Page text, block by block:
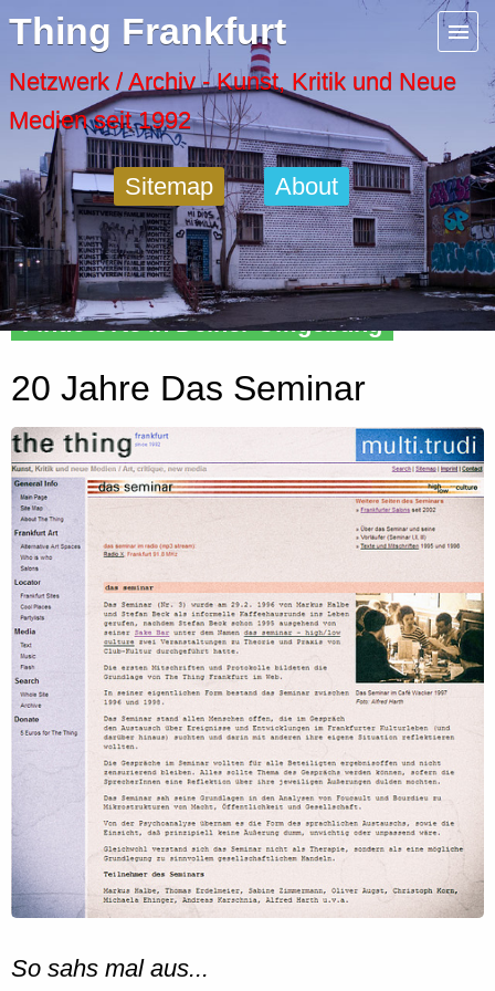
Thing Frankfurt
Netzwerk / Archiv - Kunst, Kritik und Neue
Medien seit 1992
Sitemap About
Finde Orte in Deiner Umgebung
20 Jahre Das Seminar
So sahs mal aus...
Menu
Artspaces
Cool Places
Frankfurt Diary
Activity
Recent Posts
Home